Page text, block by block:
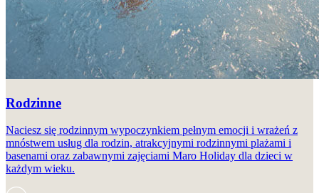
Rodzinne
Naciesz się rodzinnym wypoczynkiem pełnym emocji i wrażeń z
mnóstwem usług dla rodzin, atrakcyjnymi rodzinnymi plażami i
basenami oraz zabawnymi zajęciami Maro Holiday dla dzieci w
każdym wieku.